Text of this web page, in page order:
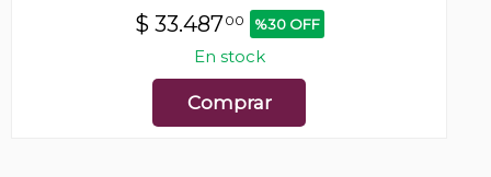
$ 33.48700 %30 OFF
En stock
Comprar